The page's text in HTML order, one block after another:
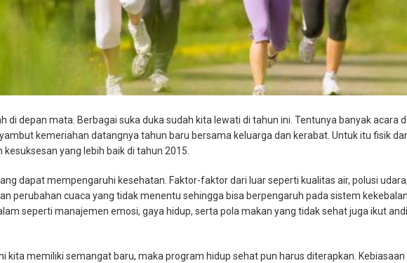
di depan mata. Berbagai suka duka sudah kita lewati di tahun ini. Tentunya banyak acara
kemeriahan datangnya tahun baru bersama keluarga dan kerabat. Untuk itu fisik
yang lebih baik di tahun 2015.
dapat mempengaruhi kesehatan. Faktor-faktor dari luar seperti kualitas air, polusi
perubahan cuaca yang tidak menentu sehingga bisa berpengaruh pada sistem
seperti manajemen emosi, gaya hidup, serta pola makan yang tidak sehat juga ikut
kita memiliki semangat baru, maka program hidup sehat pun harus diterapkan.